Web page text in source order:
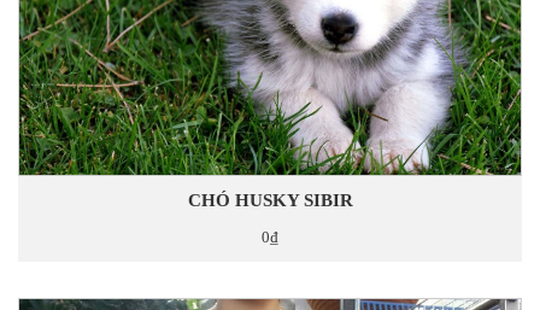
CHÓ HUSKY SIBIR
0₫